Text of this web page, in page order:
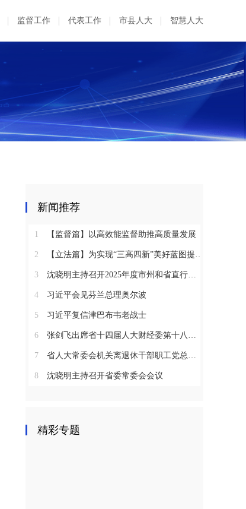
监督工作 代表工作 市县人大 智慧人大
新闻推荐
1 【监督篇】以高效能监督助推高质量发展
2 【立法篇】为实现“三高四新”美好蓝图提供坚实法治保障
3 沈晓明主持召开2025年度市州和省直行业系统党（工）委书记抓基层党建工作述职评议会议
4 习近平会见芬兰总理奥尔波
5 习近平复信津巴布韦老战士
6 张剑飞出席省十四届人大财经委第十八次全体会议
7 省人大常委会机关离退休干部职工党总支召开2025年度总结表彰大会
8 沈晓明主持召开省委常委会会议
精彩专题